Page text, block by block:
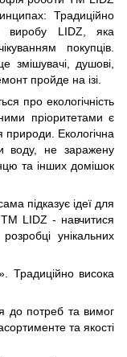
Традиційно
виробу LIDZ, яка
покупців.
змішувачі, душові,
пройде на ізі.
про екологічність
пріоритетами є
Екологічна
воду, не заражену
та інших домішок
підказує ідеї для
LIDZ - навчитися
унікальних
Традиційно висока
до потреб та вимог
та якості